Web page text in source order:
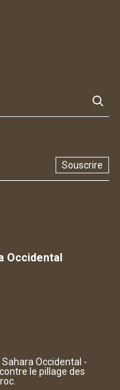
Souscrire
Occidental
Occidental -
le pillage des